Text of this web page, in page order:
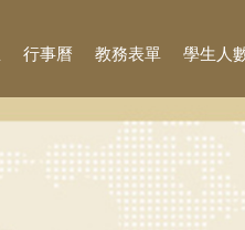
行事曆 教務表單 學生人